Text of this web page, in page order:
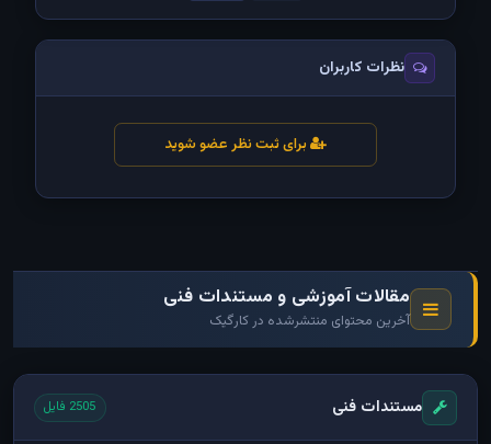
نظرات کاربران
برای ثبت نظر عضو شوید
مقالات آموزشی و مستندات فنی
آخرین محتوای منتشرشده در کارگیک
مستندات فنی 2505 فایل